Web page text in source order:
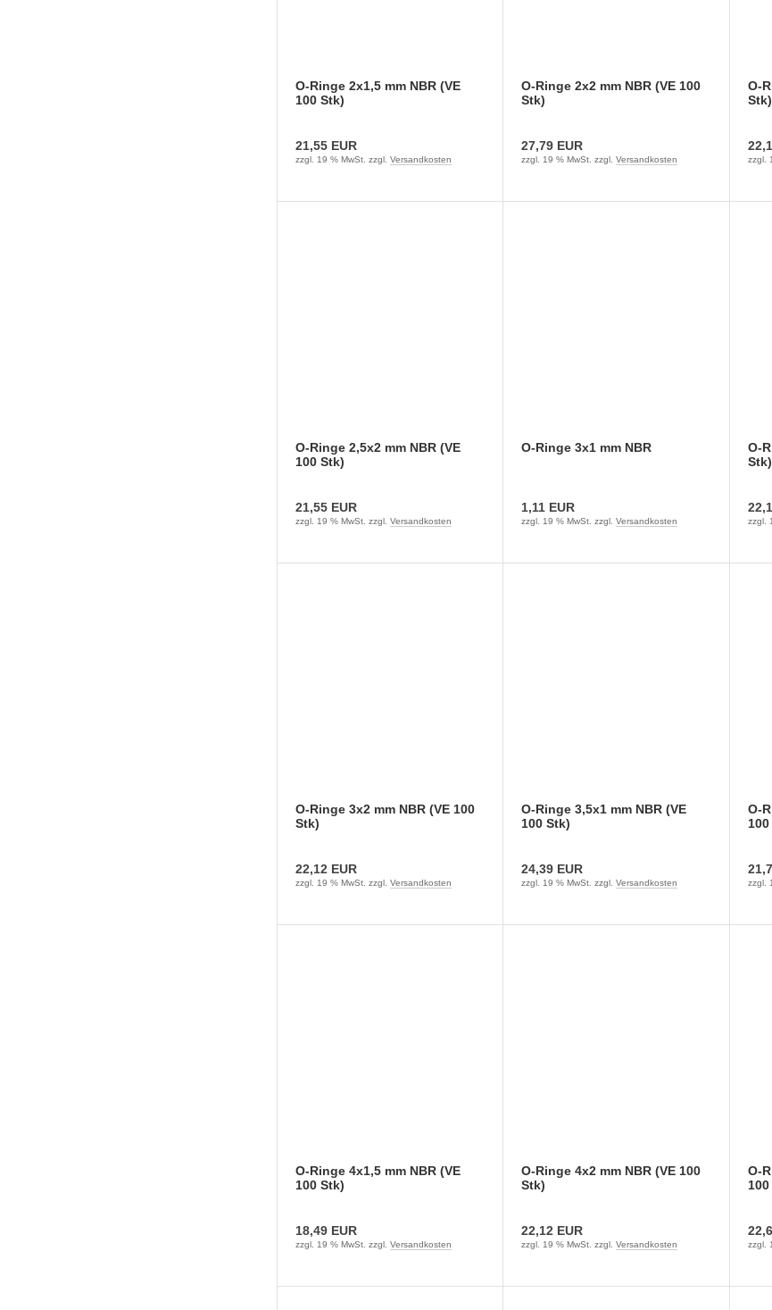
O-Ringe 2x1,5 mm NBR (VE
100 Stk)
21,55 EUR
zzgl. 19 % MwSt. zzgl. Versandkosten
O-Ringe 2x2 mm NBR (VE 100
Stk)
27,79 EUR
zzgl. 19 % MwSt. zzgl.Versandkosten
O-
Stk)
zzgl.
O-Ringe 2,5x2 mm NBR (VE
100 Stk)
21,55 EUR
zzgl. 19 % MwSt. zzgl. Versandkosten
O-Ringe 3x1 mm NBR
1,11 EUR
zzgl. 19 % MwSt. zzgl.Versandkosten
O-
Stk)
zzgl.
O-Ringe 3x2 mm NBR (VE 100
Stk)
22,12 EUR
zzgl. 19 % MwSt. zzgl. Versandkosten
O-Ringe 3,5x1 mm NBR (VE
100 Stk)
24,39 EUR
zzgl. 19 % MwSt. zzgl.Versandkosten
O-
zzgl.
O-Ringe 4x1,5 mm NBR (VE
100 Stk)
18,49 EUR
zzgl. 19 % MwSt. zzgl. Versandkosten
O-Ringe 4x2 mm NBR (VE 100
Stk)
22,12 EUR
zzgl. 19 % MwSt. zzgl.Versandkosten
O-
100
zzgl.